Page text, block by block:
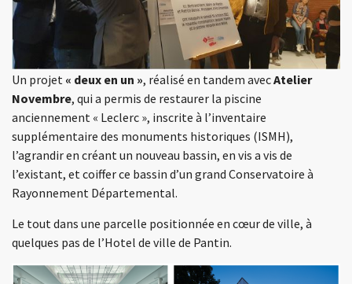
Un projet « deux en un », réalisé en tandem avecAtelier
Novembre, qui a permis de restaurer la piscine
anciennement « Leclerc », inscrite à l’inventaire
supplémentaire des monuments historiques (ISMH),
l’agrandir en créant un nouveau bassin, en vis a vis de
l’existant, et coiffer ce bassin d’un grand Conservatoire à
Rayonnement Départemental.
Le tout dans une parcelle positionnée en cœur de ville, à
quelques pas de l’Hotel de ville de Pantin.